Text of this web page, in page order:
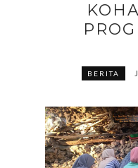
BERITA